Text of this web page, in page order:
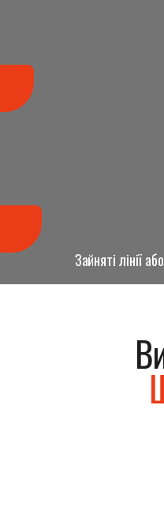
Зайняті лінії